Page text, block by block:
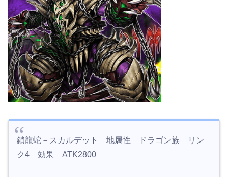
鎖龍蛇－スカルデット 地属性 ドラゴン族 リン
ク4 効果 ATK2800